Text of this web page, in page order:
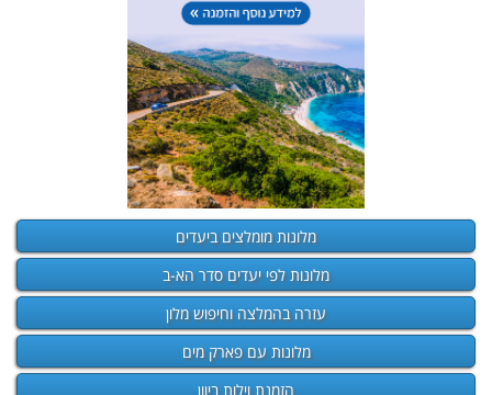
מלונות מומלצים ביעדים
מלונות לפי יעדים סדר הא-ב
עזרה בהמלצה וחיפוש מלון
מלונות עם פארק מים
הזמנת וילות ביוון